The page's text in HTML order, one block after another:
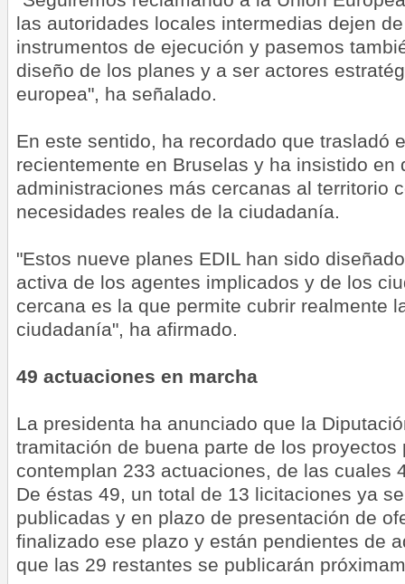
las autoridades locales intermedias dejen
instrumentos de ejecución y pasemos
diseño de los planes y a ser actores
europea", ha señalado.
En este sentido, ha recordado que trasladó
recientemente en Bruselas y ha insistido en
administraciones más cercanas al territorio
necesidades reales de la ciudadanía.
"Estos nueve planes EDIL han sido
activa de los agentes implicados y de los
cercana es la que permite cubrir realmente
ciudadanía", ha afirmado.
49 actuaciones en marcha
La presidenta ha anunciado que la
tramitación de buena parte de los proyectos
contemplan 233 actuaciones, de las cuales
De éstas 49, un total de 13 licitaciones ya
publicadas y en plazo de presentación de
finalizado ese plazo y están pendientes de
que las 29 restantes se publicarán